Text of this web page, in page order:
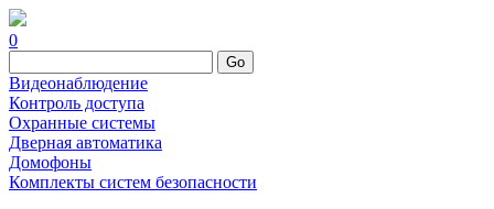
0
Go
Видеонаблюдение
Контроль доступа
Охранные системы
Дверная автоматика
Домофоны
Комплекты систем безопасности